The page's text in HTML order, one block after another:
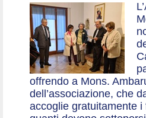
offrendo a Mons.
dell’associazione, che
accoglie gratuitamente